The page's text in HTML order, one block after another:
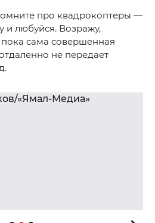
про квадрокоптеры —
и любуйся. Возражу,
сама совершенная
не передает